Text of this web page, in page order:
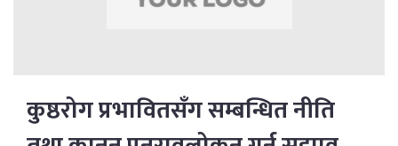
कुष्ठरोग प्रभावितसँग सम्बन्धित नीति